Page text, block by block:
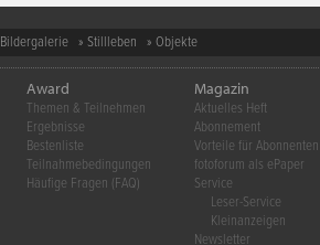
Bildergalerie » Stillleben » Objekte
Award
Themen & Teilnehmen
Ergebnisse
Bestenliste
Teilnahmebedingungen
Häufige Fragen (FAQ)
Magazin
Aktuelles Heft
Abonnement
Vorteile für Abonnenten
fotoforum als ePaper
Service
Leser-Service
Kleinanzeigen
Newsletter